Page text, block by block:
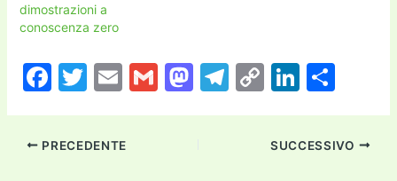
dimostrazioni a
conoscenza zero
F
c
e
T
itt
er
E
ai
l
G
M T
C
p
y
Li
k
e
n
di
PRECEDENTE SUCCESSIVO